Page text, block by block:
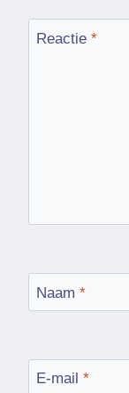
Reactie *
Naam *
E-mail *